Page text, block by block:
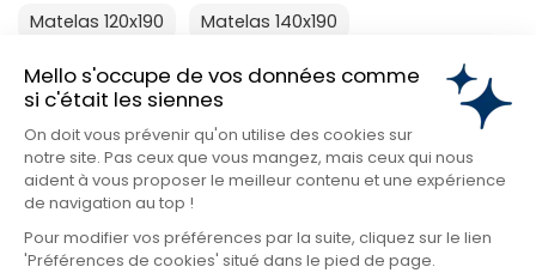
Mello s'occupe de vos données comme
si c'était les siennes
On doit vous prévenir qu'on utilise des cookies sur
notre site. Pas ceux que vous mangez, mais ceux qui nous
aident à vous proposer le meilleur contenu et une expérience
de navigation au top !
Pour modifier vos préférences par la suite, cliquez sur le lien
'Préférences de cookies' situé dans le pied de page.
Matelas 120x190
Matelas 140x190
Matelas 140x200
Matelas 160x200
Matelas 180x200
Matelas 2 personnes
Voir plus